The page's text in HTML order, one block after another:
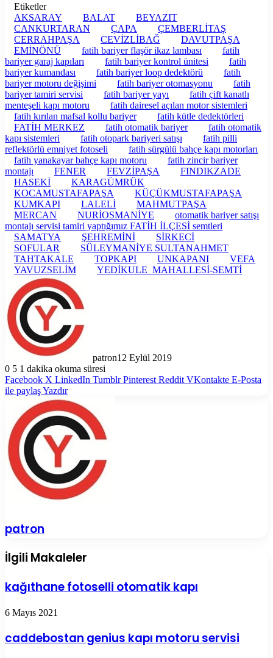
Etiketler
AKSARAY
BALAT
BEYAZIT
CANKURTARAN
ÇAPA
ÇEMBERLİTAŞ
CERRAHPAŞA
CEVİZLİBAĞ
DAVUTPAŞA
EMİNÖNÜ
fatih bariyer flaşör ikaz lambası
fatih
bariyer garaj kapıları
fatih bariyer kontrol ünitesi
fatih
bariyer kumandası
fatih bariyer loop dedektörü
fatih
bariyer motoru değişimi
fatih bariyer otomasyonu
fatih
bariyer tamiri servisi
fatih bariyer yayı
fatih çift kanatlı
menteşeli kapı motoru
fatih dairesel açılan motor sistemleri
fatih kırılan mafsal kollu bariyer
fatih kütle dedektörleri
FATİH MERKEZ
fatih otomatik bariyer
fatih otomatik
kapı sistemleri
fatih otopark bariyeri satışı
fatih pilli
reflektörlü emniyet fotoseli
fatih sürgülü bahçe kapı motorları
fatih yanakayar bahçe kapı motoru
fatih zincir bariyer
montajı
FENER FEVZİPAŞA
FINDIKZADE
HASEKİ
KARAGÜMRÜK
KOCAMUSTAFAPAŞA
KÜÇÜKMUSTAFAPAŞA
KUMKAPI
LALELİ
MAHMUTPAŞA
MERCAN
NURİOSMANİYE
otomatik bariyer satışı
montajı servisi tamiri yaptığımız FATİH İLÇESİ semtleri
SAMATYA
ŞEHREMİNİ
SİRKECİ
SOFULAR
SÜLEYMANİYE SULTANAHMET
TAHTAKALE
TOPKAPI UNKAPANI
VEFA
YAVUZSELİM
YEDİKULE MAHALLESİ-SEMTİ
patron12 Eylül 2019
0 5 1 dakika okuma süresi
Facebook X LinkedIn Tumblr Pinterest Reddit VKontakte E-Posta
ile paylaşYazdır
patron
İlgili Makaleler
kağıthane fotoselli otomatik kapı
6 Mayıs 2021
caddebostan genius kapı motoru servisi